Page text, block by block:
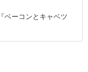
ベーコンとキャベツ